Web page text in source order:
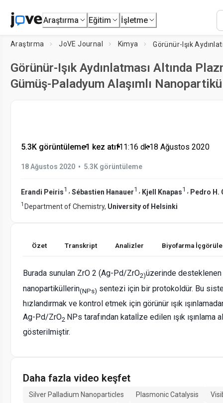
Araştırma Eğitim İşletme
Araştırma JoVE Journal Kimya
Görünür-Işık Aydınlatması Altında
Gümüş-Paladyum Alaşımlı
5.3K görüntüleme•1 kez atıf•11:16 dk•18 Ağustos 2020
18 Ağustos 2020 • 5.3K görüntüleme
Erandi Peiris1 , Sébastien Hanauer1 , Kjell Knapas1 , Pedro H.
1 Department of Chemistry, University of Helsinki
Özet Transkript Analizler Biyofarma
Burada sunulan ZrO 2 (Ag-Pd/ZrO2)üzerinde desteklenen
nanopartiküllerin(NPs) sentezi için bir protokoldür. Bu
hızlandırmak ve kontrol etmek için görünür ışık
Ag-Pd/ZrO2 NPs tarafından katalİze edilen ışık
gösterilmiştir.
Daha fazla video keşfet
Silver Palladium Nanoparticles Plasmonic Catalysis